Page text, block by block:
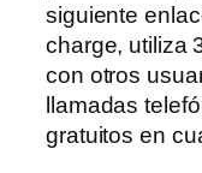
siguiente
charge, utiliza
con otros
llamadas
gratuitos en